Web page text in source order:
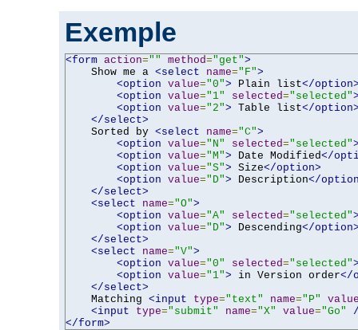
Exemple
<form action="" method="get">
    Show me a
<select name="F">
<option value="0"> Plain list</
<option value="1" selected="selected"
<option value="2"> Table list</
</select>
    Sorted by
<select name="C">
<option value="N" selected="selected"
<option value="M"> Date Modified</
<option value="S"> Size</option>
<option value="D"> Description</
</select>
<select
name="O">
<option value="A" selected="selected"
<option value="D"> Descending</
</select>
<select
name="V">
<option value="0" selected="selected"
<option value="1"> in Version order</
</select>
    Matching
<input type="text" name="P"
<input
type="submit" name="X" value="Go"
</form>